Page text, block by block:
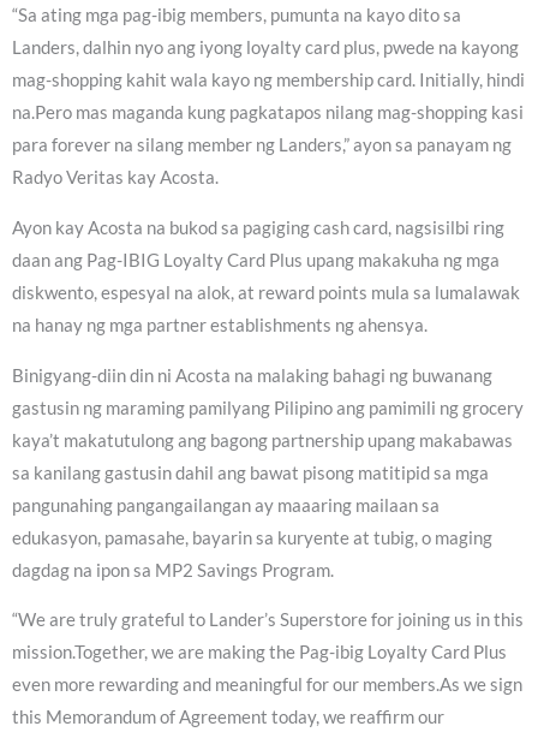
“Sa ating mga pag-ibig members, pumunta na kayo dito sa
Landers, dalhin nyo ang iyong loyalty card plus, pwede na kayong
mag-shopping kahit wala kayo ng membership card. Initially, hindi
na.Pero mas maganda kung pagkatapos nilang mag-shopping kasi
para forever na silang member ng Landers,” ayon sa panayam ng
Radyo Veritas kay Acosta.
Ayon kay Acosta na bukod sa pagiging cash card, nagsisilbi ring
daan ang Pag-IBIG Loyalty Card Plus upang makakuha ng mga
diskwento, espesyal na alok, at reward points mula sa lumalawak
na hanay ng mga partner establishments ng ahensya.
Binigyang-diin din ni Acosta na malaking bahagi ng buwanang
gastusin ng maraming pamilyang Pilipino ang pamimili ng grocery
kaya’t makatutulong ang bagong partnership upang makabawas
sa kanilang gastusin dahil ang bawat pisong matitipid sa mga
pangunahing pangangailangan ay maaaring mailaan sa
edukasyon, pamasahe, bayarin sa kuryente at tubig, o maging
dagdag na ipon sa MP2 Savings Program.
“We are truly grateful to Lander’s Superstore for joining us in this
mission.Together, we are making the Pag-ibig Loyalty Card Plus
even more rewarding and meaningful for our members.As we sign
this Memorandum of Agreement today, we reaffirm our